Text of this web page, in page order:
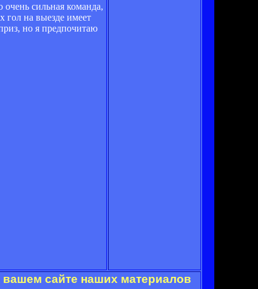
сильная команда,
гол на выезде имеет
но я предпочитаю
сайте наших материалов